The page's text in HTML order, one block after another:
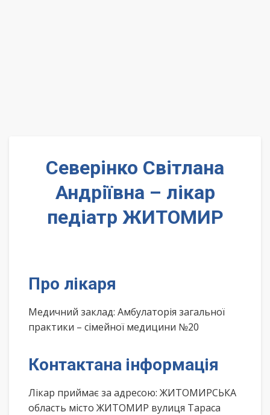
Северінко Світлана
Андріївна – лікар
педіатр ЖИТОМИР
Про лікаря
Медичний заклад: Амбулаторія загальної
практики – сімейної медицини №20
Контактана інформація
Лікар приймає за адресою: ЖИТОМИРСЬКА
область місто ЖИТОМИР вулиця Тараса